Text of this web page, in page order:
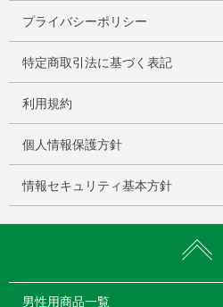
プライバシーポリシー
特定商取引法に基づく表記
利用規約
個人情報保護方針
情報セキュリティ基本方針
男性用商品一覧